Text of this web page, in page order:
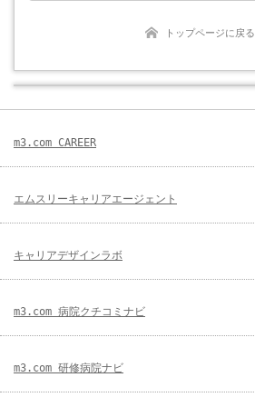
トップページに戻る
m3.com CAREER
エムスリーキャリアエージェント
キャリアデザインラボ
m3.com 病院クチコミナビ
m3.com 研修病院ナビ